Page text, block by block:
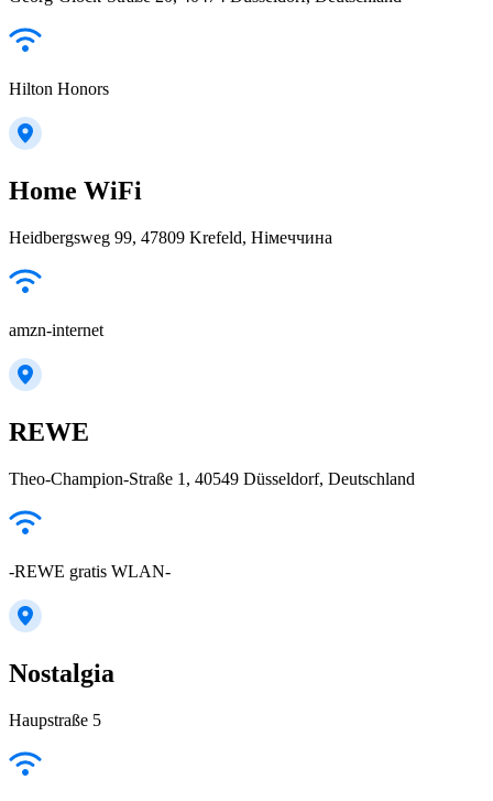
Hilton Honors
Home WiFi
Heidbergsweg 99, 47809 Krefeld, Німеччина
amzn-internet
REWE
Theo-Champion-Straße 1, 40549 Düsseldorf, Deutschland
-REWE gratis WLAN-
Nostalgia
Haupstraße 5